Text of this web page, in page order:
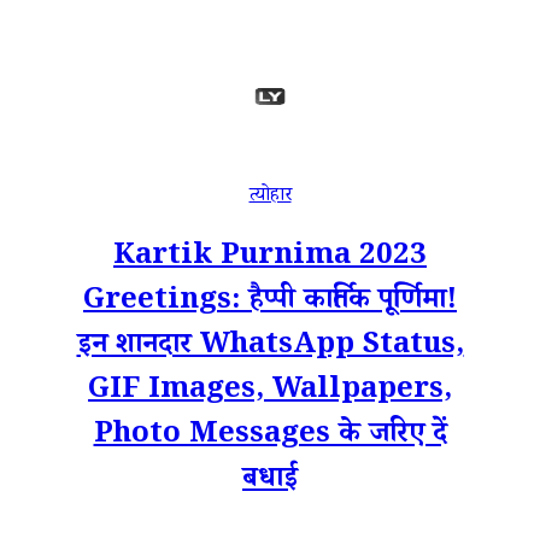
त्योहार
Kartik Purnima 2023
Greetings: हैप्पी कार्तिक पूर्णिमा!
इन शानदार WhatsApp Status,
GIF Images, Wallpapers,
Photo Messages के जरिए दें
बधाई